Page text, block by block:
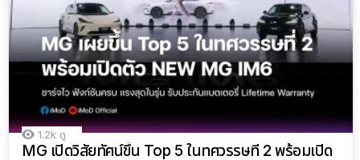
1.2k ดู
MG เปิดวิสัยทัศน์ขึ้น Top 5 ในทศวรรษที่ 2 พร้อมเปิด